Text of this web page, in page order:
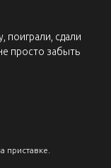
поиграли, сдали
просто забыть
приставке.